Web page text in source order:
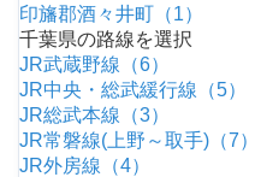
印旛郡酒々井町（1）
千葉県の路線を選択
JR武蔵野線（6）
JR中央・総武緩行線（5）
JR総武本線（3）
JR常磐線(上野～取手)（7）
JR外房線（4）